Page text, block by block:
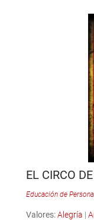
EL CIRCO
Educación de
Valores:Alegría |